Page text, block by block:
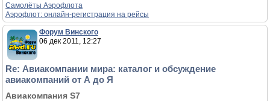
Самолёты Аэрофлота
Аэрофлот: онлайн-регистрация на рейсы
Форум Винского
06 дек 2011, 12:27
Re: Авиакомпании мира: каталог и обсуждение
авиакомпаний от А до Я
Авиакомпания S7